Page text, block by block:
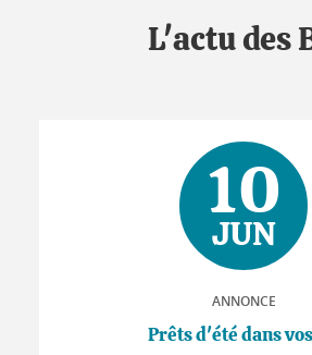
L'actu des
10
JUN
ANNONCE
Prêts d'été dans